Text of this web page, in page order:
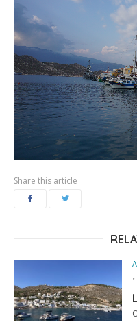
Share this article